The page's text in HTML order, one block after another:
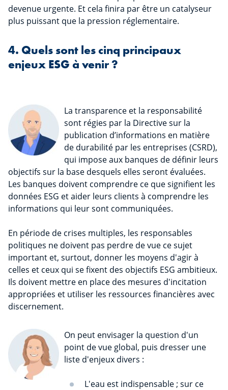
devenue urgente. Et cela finira par être un catalyseur
plus puissant que la pression réglementaire.
4. Quels sont les cinq principaux
enjeux ESG à venir ?
La transparence et la responsabilité
sont régies par la Directive sur la
publication d’informations en matière
de durabilité par les entreprises (CSRD),
qui impose aux banques de définir leurs
objectifs sur la base desquels elles seront évaluées.
Les banques doivent comprendre ce que signifient les
données ESG et aider leurs clients à comprendre les
informations qui leur sont communiquées.
En période de crises multiples, les responsables
politiques ne doivent pas perdre de vue ce sujet
important et, surtout, donner les moyens d'agir à
celles et ceux qui se fixent des objectifs ESG ambitieux.
Ils doivent mettre en place des mesures d'incitation
appropriées et utiliser les ressources financières avec
discernement.
On peut envisager la question d'un
point de vue global, puis dresser une
liste d'enjeux divers :
L'eau est indispensable ; sur ce